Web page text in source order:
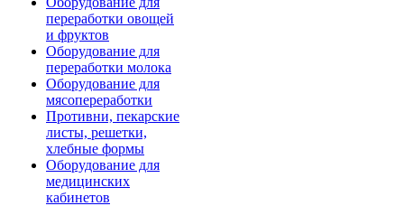
переработки овощей
и фруктов
Оборудование для
переработки молока
Оборудование для
мясопереработки
Противни, пекарские
листы, решетки,
хлебные формы
Оборудование для
медицинских
кабинетов